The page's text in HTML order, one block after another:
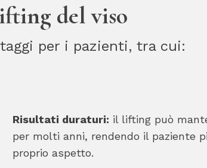
del viso
per i pazienti, tra cui:
Risultati duraturi: il lifting può
per molti anni, rendendo il paziente
proprio aspetto.